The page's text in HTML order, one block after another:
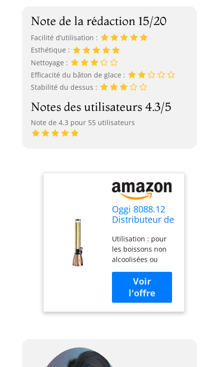
Note de la rédaction 15/20
Facilité d’utilisation :
Esthétique :
Nettoyage :
Efficacité du bâton de glace :
Stabilité du dessus :
Notes des utilisateurs 4.3/5
Note de 4.3 pour 55 utilisateurs
Oggi 8088.12
Distributeur de
acier
inoxydable
Utilisation : pour
les boissons non
alcoolisées ou
alcoolisées ; bière,
sangria, margarita,
punch. Limonade
et plus encore
Qualité : tour de